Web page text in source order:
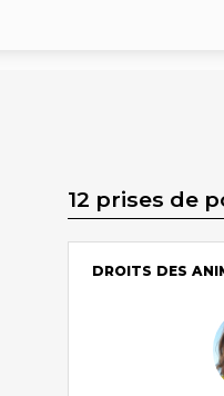
12 prises de
DROITS DES